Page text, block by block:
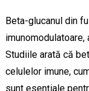
Beta-glucanul din
Studiile arată că
celulelor imune,
sunt esențiale